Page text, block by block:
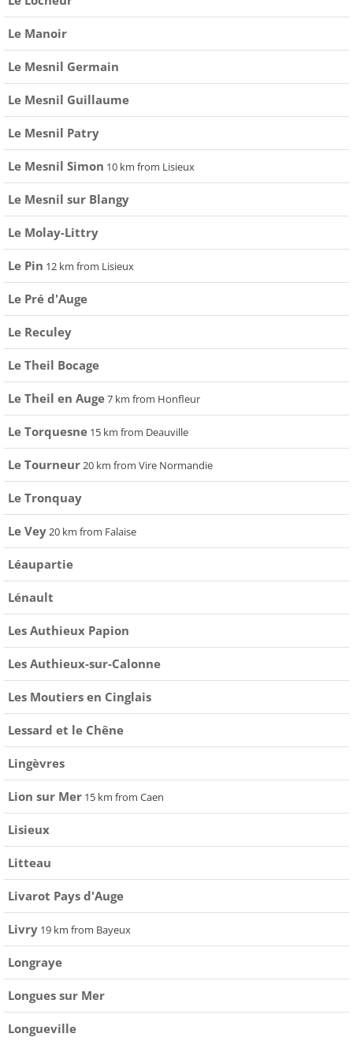
Le Manoir
Le Mesnil Germain
Le Mesnil Guillaume
Le Mesnil Patry
Le Mesnil Simon 10 km from Lisieux
Le Mesnil sur Blangy
Le Molay-Littry
Le Pin 12 km from Lisieux
Le Pré d'Auge
Le Reculey
Le Theil Bocage
Le Theil en Auge7 km from Honfleur
Le Torquesne 15 km from Deauville
Le Tourneur20 km from Vire Normandie
Le Tronquay
Le Vey20 km from Falaise
Léaupartie
Lénault
Les Authieux Papion
Les Authieux-sur-Calonne
Les Moutiers en Cinglais
Lessard et le Chêne
Lingèvres
Lion sur Mer 15 km from Caen
Lisieux
Litteau
Livarot Pays d'Auge
Livry 19 km from Bayeux
Longraye
Longues sur Mer
Longueville